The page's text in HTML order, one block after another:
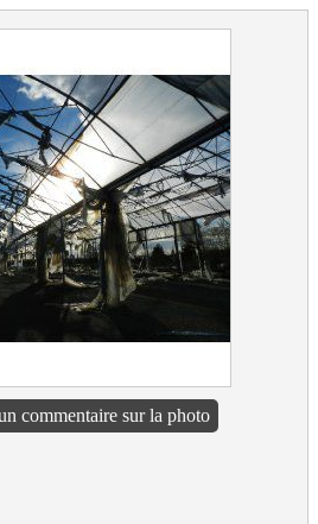
commentaire sur la photo